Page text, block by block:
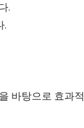
.
.
바탕으로 효과